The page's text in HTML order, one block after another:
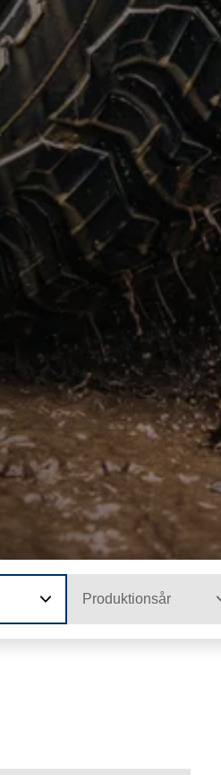
Produktionsår